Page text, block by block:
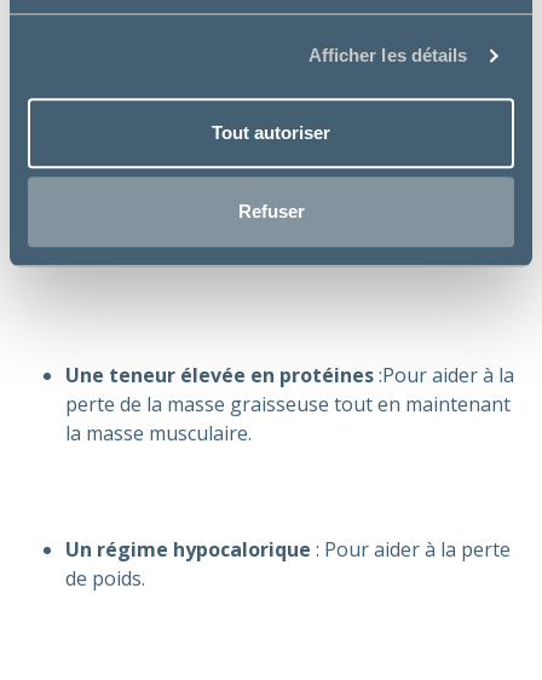
Afficher les détails
Tout autoriser
Refuser
Une teneur élevée en protéines:Pour aider à la
perte de la masse graisseuse tout en maintenant
la masse musculaire.
Un régime hypocalorique : Pour aider à la perte
de poids.